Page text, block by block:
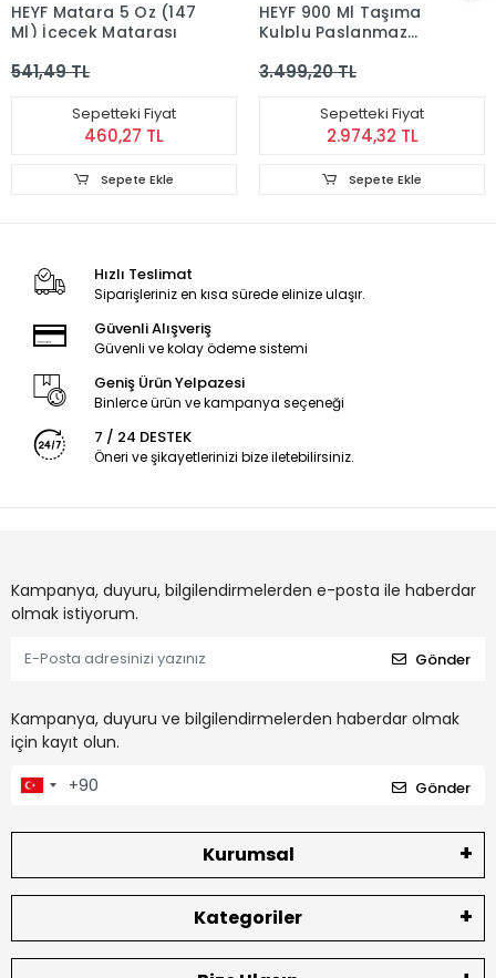
HEYF Matara 5 Oz (147
Ml) İçecek Matarası
541,49 TL
Sepetteki Fiyat
460,27 TL
Sepete Ekle
HEYF 900 Ml Taşıma
Kulplu Paslanmaz
Vakumlu Isı Yalıtımlı
3.499,20 TL
Sepetteki Fiyat
2.974,32 TL
Sepete Ekle
Hızlı Teslimat
Siparişleriniz en kısa sürede elinize ulaşır.
Güvenli Alışveriş
Güvenli ve kolay ödeme sistemi
Geniş Ürün Yelpazesi
Binlerce ürün ve kampanya seçeneği
7 / 24 DESTEK
Öneri ve şikayetlerinizi bize iletebilirsiniz.
Kampanya, duyuru, bilgilendirmelerden e-posta ile haberdar
olmak istiyorum.
Gönder
Kampanya, duyuru ve bilgilendirmelerden haberdar olmak
için kayıt olun.
Gönder
Kurumsal
Kategoriler